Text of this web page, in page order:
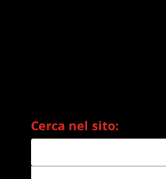
Cerca nel sito: